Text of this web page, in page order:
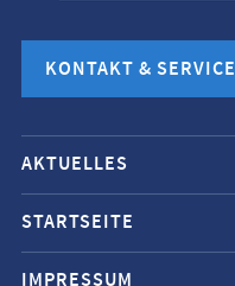
KONTAKT & SERVICE
Mobile-
Service-
Navigation
und
AKTUELLES
STARTSEITE
IMPRESSUM